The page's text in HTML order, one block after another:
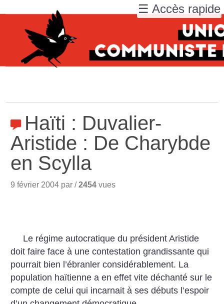
Haïti : Duvalier-
Aristide : De Charybde
en Scylla
9 février 2004 par /2454 vues
Le régime autocratique du président Aristide
doit faire face à une contestation grandissante qui
pourrait bien l’ébranler considérablement. La
population haïtienne a en effet vite déchanté sur le
compte de celui qui incarnait à ses débuts l’espoir
☰ Accès rapide